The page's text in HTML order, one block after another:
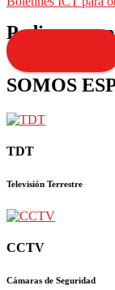
Pedir
SOMOS
TDT
Televisión Terrestre
CCTV
Cámaras de Seguridad